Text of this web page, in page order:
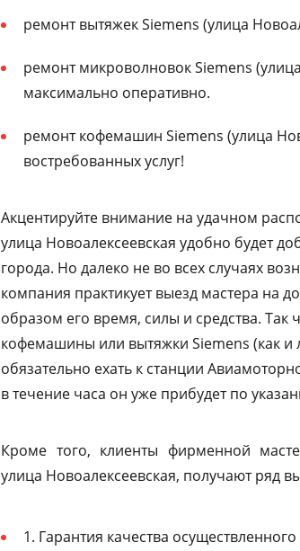
ремонт вытяжек Siemens (улица
ремонт микроволновок Siemens
максимально оперативно.
ремонт кофемашин Siemens (улица
востребованных услуг!
Акцентируйте внимание на удачном
улица Новоалексеевская удобно будет
города. Но далеко не во всех случаях
компания практикует выезд мастера на
образом его время, силы и средства. Так
кофемашины или вытяжки Siemens (как
обязательно ехать к станции
в течение часа он уже прибудет по
Кроме того, клиенты фирменной
улица Новоалексеевская, получают ряд
1. Гарантия качества